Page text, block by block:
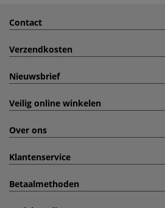
Contact
Verzendkosten
Nieuwsbrief
Veilig online winkelen
Over ons
Klantenservice
Betaalmethoden